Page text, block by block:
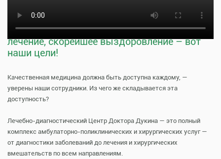
Тщательная профилактика, качественное
лечение, скорейшее выздоровление – вот
наши цели!
Качественная медицина должна быть доступна каждому, —
уверены наши сотрудники. Из чего же складывается эта
доступность?
Лечебно-диагностический Центр Доктора Дукина — это полный
комплекс амбулаторно-поликлинических и хирургических услуг —
от диагностики заболеваний до лечения и хирургических
вмешательств по всем направлениям.